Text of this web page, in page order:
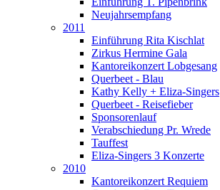
Neujahrsempfang
2011
Einführung Rita Kischlat
Zirkus Hermine Gala
Kantoreikonzert Lobgesang
Querbeet - Blau
Kathy Kelly + Eliza-Singers
Querbeet - Reisefieber
Sponsorenlauf
Verabschiedung Pr. Wrede
Tauffest
Eliza-Singers 3 Konzerte
2010
Kantoreikonzert Requiem